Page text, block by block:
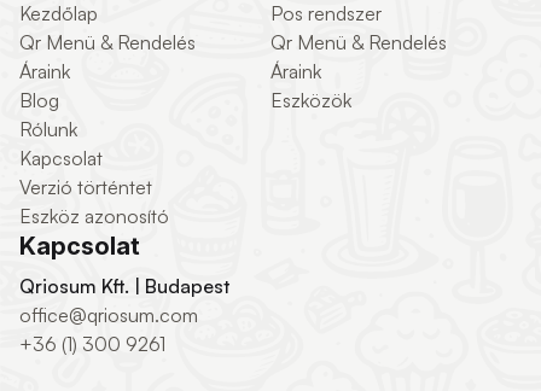
Kezdőlap
Qr Menü & Rendelés
Áraink
Blog
Rólunk
Kapcsolat
Verzió történtet
Eszköz azonosító
Pos rendszer
Qr Menü & Rendelés
Áraink
Eszközök
Kapcsolat
Qriosum Kft. | Budapest
office@qriosum.com
+36 (1) 300 9261